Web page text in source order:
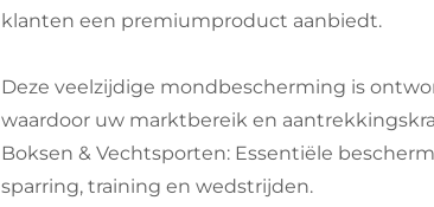
klanten een premiumproduct aanbiedt.
Deze veelzijdige mondbescherming is
waardoor uw marktbereik en
Boksen & Vechtsporten: Essentiële
sparring, training en wedstrijden.